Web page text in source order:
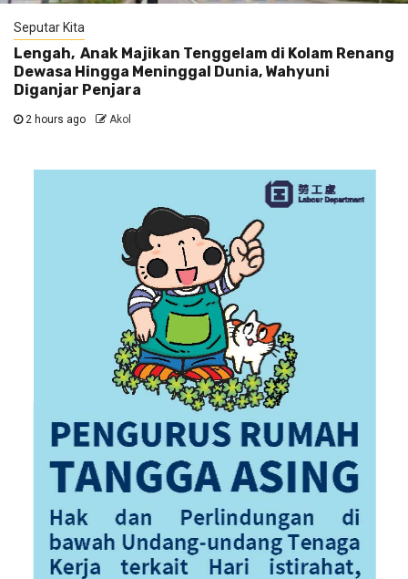
Seputar Kita
Lengah, Anak Majikan Tenggelam di Kolam Renang
Dewasa Hingga Meninggal Dunia, Wahyuni
Diganjar Penjara
2 hours ago Akol